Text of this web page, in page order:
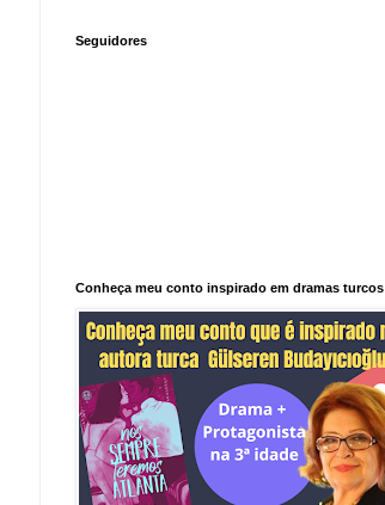
Seguidores
Conheça meu conto inspirado em dramas turcos